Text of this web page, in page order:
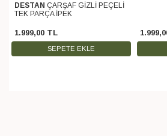
DESTAN ÇARŞAF GİZLİ PEÇELİ
TEK PARÇA İPEK
1.999,00 TL
SEPETE EKLE
1.999,